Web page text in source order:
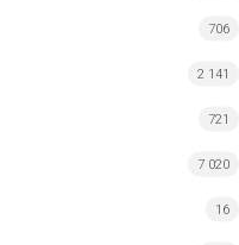
706
2 141
721
7 020
16